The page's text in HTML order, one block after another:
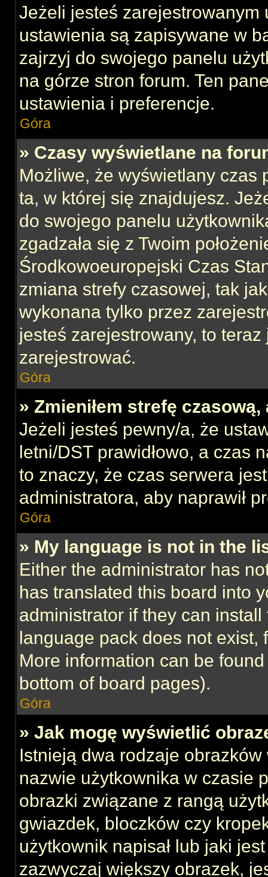
Jeżeli jesteś zarejestrowanym
ustawienia są zapisywane w
zajrzyj do swojego panelu
na górze stron forum. Ten
ustawienia i preferencje.
Góra
» Czasy wyświetlane na
Możliwe, że wyświetlany czas
ta, w której się znajdujesz.
do swojego panelu
zgadzała się z Twoim
Środkowoeuropejski Czas
zmiana strefy czasowej, tak
wykonana tylko przez
jesteś zarejestrowany, to
zarejestrować.
Góra
» Zmieniłem strefę
Jeżeli jesteś pewny/a, że
letni/DST prawidłowo, a czas
to znaczy, że czas serwera
administratora, aby naprawił
Góra
» My language is not in the
Either the administrator has
has translated this board into
administrator if they can
language pack does not exist,
More information can be
bottom of board pages).
Góra
» Jak mogę wyświetlić
Istnieją dwa rodzaje
nazwie użytkownika w czasie
obrazki związane z rangą
gwiazdek, bloczków czy
użytkownik napisał lub jaki
zazwyczaj większy obrazek,